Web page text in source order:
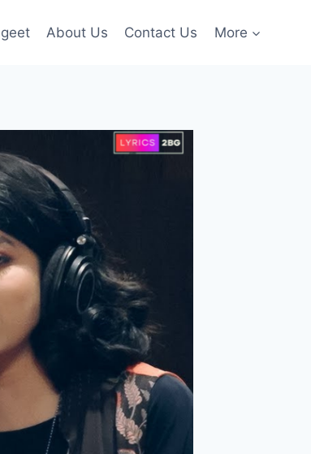
About Us Contact Us More